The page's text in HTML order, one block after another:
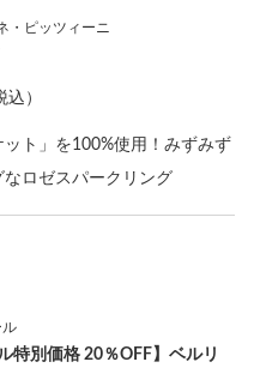
・ピッツィーニ
込）
ト」を100%使用！みずみず
ロゼスパークリング
ル
特別価格 20％OFF】ベルリ